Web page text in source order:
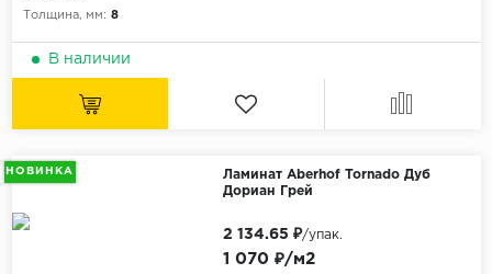
Толщина, мм: 8
В наличии
НОВИНКА
Ламинат Aberhof Tornado Дуб
Дориан Грей
1 070 ₽/м2
2 134.65 ₽/упак.